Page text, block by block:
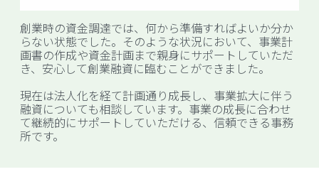
創業時の資金調達では、何から準備すればよいか分か
らない状態でした。そのような状況において、事業計
画書の作成や資金計画まで親身にサポートしていただ
き、安心して創業融資に臨むことができました。
現在は法人化を経て計画通り成長し、事業拡大に伴う
融資についても相談しています。事業の成長に合わせ
て継続的にサポートしていただける、信頼できる事務
所です。